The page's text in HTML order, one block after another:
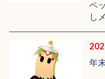
ペ
し
年